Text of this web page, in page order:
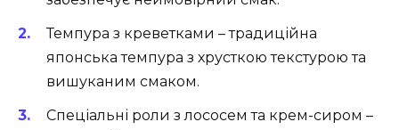
Темпура з креветками – традиційна
японська темпура з хрусткою текстурою та
вишуканим смаком.
Спеціальні роли з лососем та крем-сиром –